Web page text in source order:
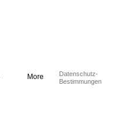
More
Datenschutz-
Bestimmungen